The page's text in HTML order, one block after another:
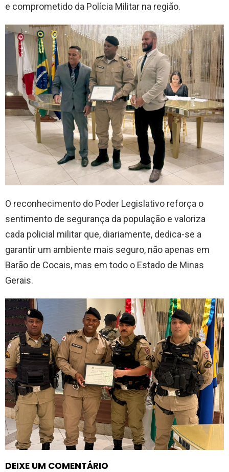
e comprometido da Polícia Militar na região.
O reconhecimento do Poder Legislativo reforça o
sentimento de segurança da população e valoriza
cada policial militar que, diariamente, dedica-se a
garantir um ambiente mais seguro, não apenas em
Barão de Cocais, mas em todo o Estado de Minas
Gerais.
DEIXE UM COMENTÁRIO